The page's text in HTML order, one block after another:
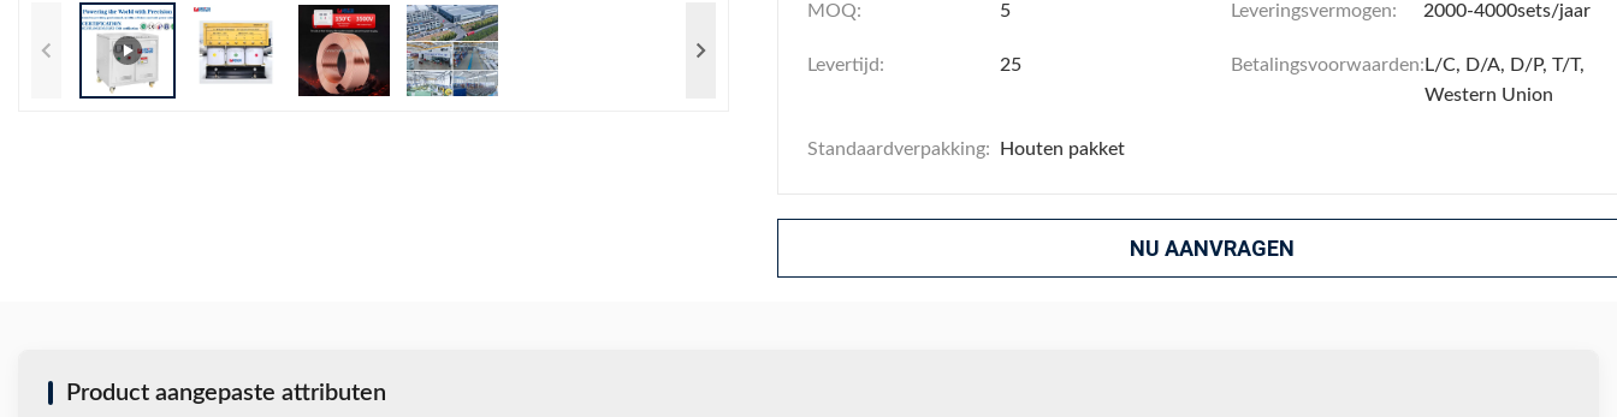
MOQ: 5 Leveringsvermogen: 2000-4000sets/jaar
Levertijd: 25 Betalingsvoorwaarden: L/C, D/A, D/P, T/T,
Western Union
Standaardverpakking: Houten pakket
NU AANVRAGEN
Product aangepaste attributen